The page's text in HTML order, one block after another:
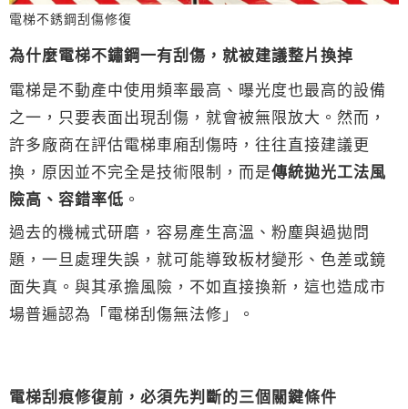
電梯不銹鋼刮傷修復
為什麼電梯不鏽鋼一有刮傷，就被建議整片換掉
電梯是不動產中使用頻率最高、曝光度也最高的設備
之一，只要表面出現刮傷，就會被無限放大。然而，
許多廠商在評估電梯車廂刮傷時，往往直接建議更
換，原因並不完全是技術限制，而是傳統拋光工法風
險高、容錯率低 。
過去的機械式研磨，容易產生高溫、粉塵與過拋問
題，一旦處理失誤，就可能導致板材變形、色差或鏡
面失真。與其承擔風險，不如直接換新，這也造成市
場普遍認為「電梯刮傷無法修」。
電梯刮痕修復前，必須先判斷的三個關鍵條件